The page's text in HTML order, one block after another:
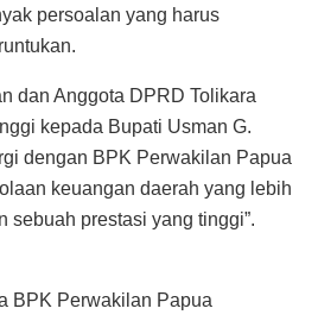
persoalan yang harus
dan Anggota DPRD Tolikara
kepada Bupati Usman G.
dengan BPK Perwakilan Papua
keuangan daerah yang lebih
sebuah prestasi yang tinggi”.
BPK Perwakilan Papua